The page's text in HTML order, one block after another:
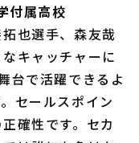
付属高校
也選手、森友哉
キャッチャーに
台で活躍できるよ
セールスポイン
確性です。セカ